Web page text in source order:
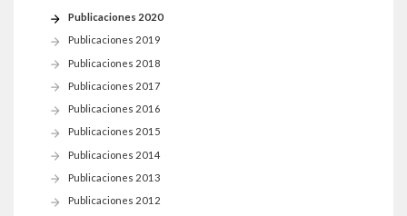
THEP GroupPublicaciones 2020
Publicaciones 2019
Publicaciones 2018
Publicaciones 2017
Publicaciones 2016
Publicaciones 2015
Publicaciones 2014
Publicaciones 2013
Publicaciones 2012